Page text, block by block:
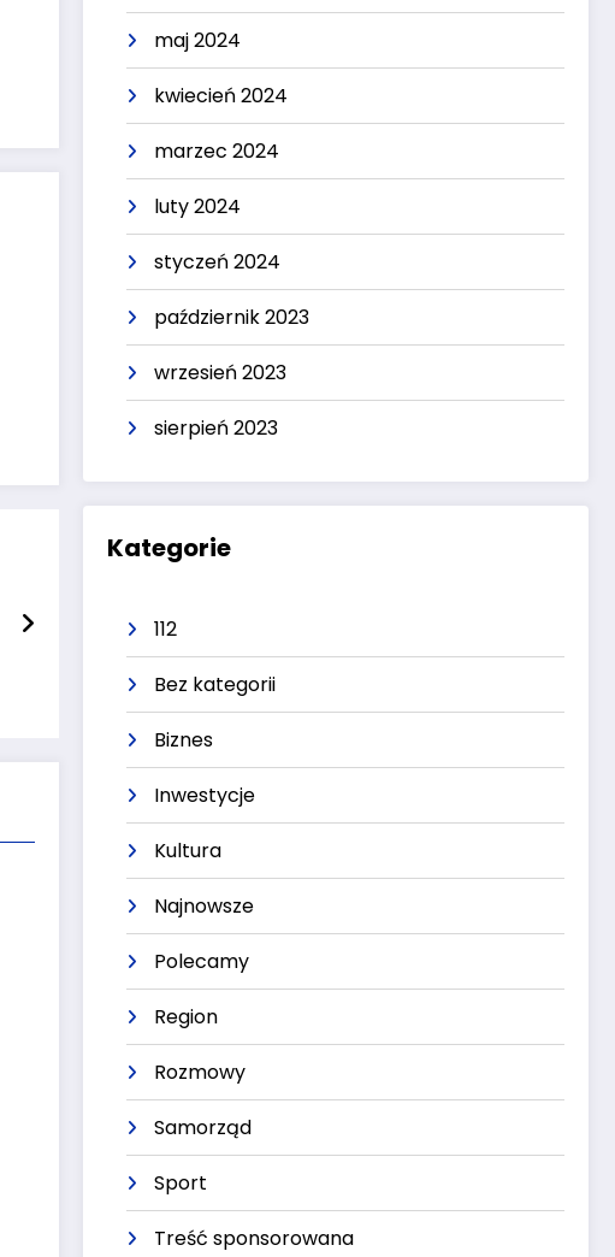
maj 2024
kwiecień 2024
marzec 2024
luty 2024
styczeń 2024
październik 2023
wrzesień 2023
sierpień 2023
Kategorie
112
Bez kategorii
Biznes
Inwestycje
Kultura
Najnowsze
Polecamy
Region
Rozmowy
Samorząd
Sport
Treść sponsorowana